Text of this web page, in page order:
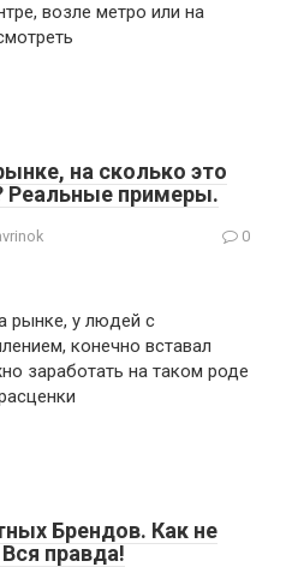
возле метро или на
на сколько это
Реальные примеры.
0
рынке, у людей с
конечно вставал
заработать на таком роде
Брендов. Как не
правда!